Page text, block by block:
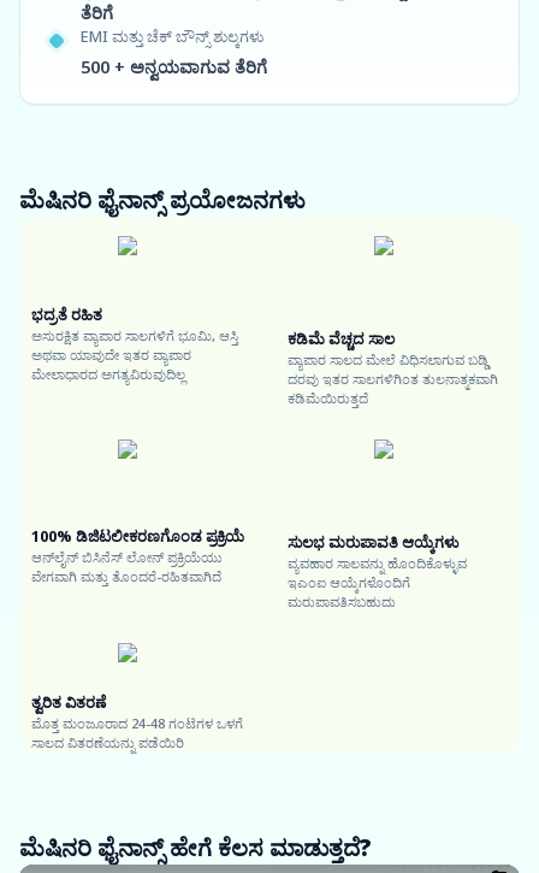
ತೆರಿಗೆ
EMI ಮತ್ತು ಚೆಕ್ ಬೌನ್ಸ್ ಶುಲ್ಕಗಳು
500 + ಅನ್ವಯವಾಗುವ ತೆರಿಗೆ
ಮೆಷಿನರಿ ಫೈನಾನ್ಸ್ಪ್ರಯೋಜನಗಳು
ಭದ್ರತೆ ರಹಿತ
ಅಸುರಕ್ಷಿತ ವ್ಯಾಪಾರ ಸಾಲಗಳಿಗೆ ಭೂಮಿ, ಆಸ್ತಿ
ಅಥವಾ ಯಾವುದೇ ಇತರ ವ್ಯಾಪಾರ
ಮೇಲಾಧಾರದ ಅಗತ್ಯವಿರುವುದಿಲ್ಲ
ಕಡಿಮೆ ವೆಚ್ಚದ ಸಾಲ
ವ್ಯಾಪಾರ ಸಾಲದ ಮೇಲೆ ವಿಧಿಸಲಾಗುವ ಬಡ್ಡಿ
ದರವು ಇತರ ಸಾಲಗಳಿಗಿಂತ ತುಲನಾತ್ಮಕವಾಗಿ
ಕಡಿಮೆಯಿರುತ್ತದೆ
100% ಡಿಜಿಟಲೀಕರಣಗೊಂಡ ಪ್ರಕ್ರಿಯೆ
ಆನ್‌ಲೈನ್ ಬಿಸಿನೆಸ್ ಲೋನ್ ಪ್ರಕ್ರಿಯೆಯು
ವೇಗವಾಗಿ ಮತ್ತು ತೊಂದರೆ-ರಹಿತವಾಗಿದೆ
ಸುಲಭ ಮರುಪಾವತಿ ಆಯ್ಕೆಗಳು
ವ್ಯವಹಾರ ಸಾಲವನ್ನು ಹೊಂದಿಕೊಳ್ಳುವ
ಇಎಂಐ ಆಯ್ಕೆಗಳೊಂದಿಗೆ
ಮರುಪಾವತಿಸಬಹುದು
ತ್ವರಿತ ವಿತರಣೆ
ಮೊತ್ತ ಮಂಜೂರಾದ 24-48 ಗಂಟೆಗಳ ಒಳಗೆ
ಸಾಲದ ವಿತರಣೆಯನ್ನು ಪಡೆಯಿರಿ
ಮೆಷಿನರಿ ಫೈನಾನ್ಸ್ ಹೇಗೆ ಕೆಲಸ ಮಾಡುತ್ತದೆ?